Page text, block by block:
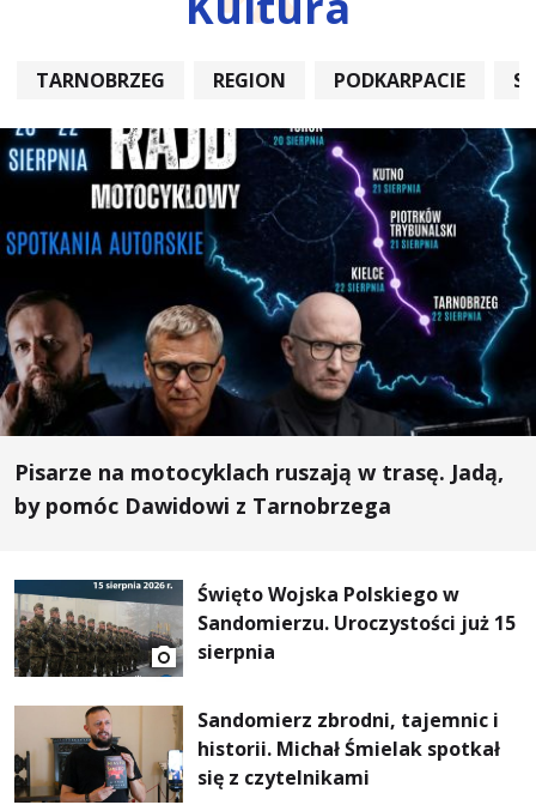
TARNOBRZEG REGION PODKARPACIE
Pisarze na motocyklach ruszają w trasę. Jadą,
by pomóc Dawidowi z Tarnobrzega
Święto Wojska Polskiego w
Sandomierzu. Uroczystości już 15
sierpnia
Sandomierz zbrodni, tajemnic i
historii. Michał Śmielak spotkał
się z czytelnikami